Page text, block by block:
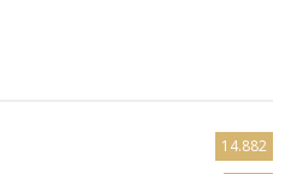
14.882